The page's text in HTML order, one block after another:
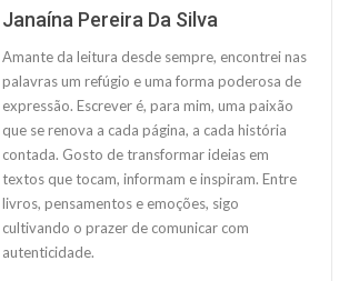
Janaína Pereira Da Silva
Amante da leitura desde sempre, encontrei nas
palavras um refúgio e uma forma poderosa de
expressão. Escrever é, para mim, uma paixão
que se renova a cada página, a cada história
contada. Gosto de transformar ideias em
textos que tocam, informam e inspiram. Entre
livros, pensamentos e emoções, sigo
cultivando o prazer de comunicar com
autenticidade.